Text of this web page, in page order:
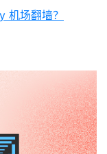
机场翻墙？